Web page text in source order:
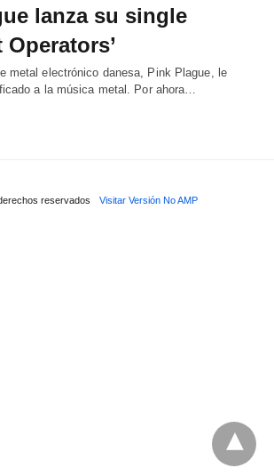
lanza su single
Operators’
metal electrónico danesa, Pink Plague, le
a la música metal. Por ahora…
reservados Visitar Versión No AMP